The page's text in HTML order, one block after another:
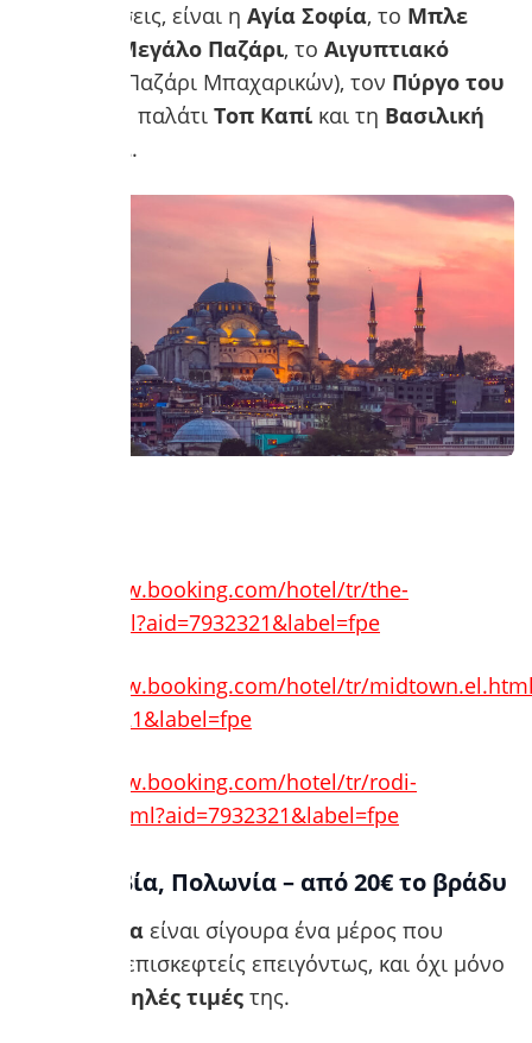
παραμελήσεις, είναι η Αγία Σοφία, το Μπλε
Μεγάλο Παζάρι, το Αιγυπτιακό
(ή Παζάρι Μπαχαρικών), τον Πύργο του
, το παλάτι Τοπ Καπί και τη Βασιλική
Κινστέρνα.
https://www.booking.com/hotel/tr/the-
wolf.el.html?aid=7932321&label=fpe
https://www.booking.com/hotel/tr/
aid=7932321&label=fpe
https://www.booking.com/hotel/tr/rodi-
hostel.el.html?aid=7932321&label=fpe
5. Κρακοβία, Πολωνία – από 20€ το βράδυ
Κρακοβία είναι σίγουρα ένα μέρος που
πρέπει να επισκεφτείς επειγόντως, και όχι μόνο
χαμηλές τιμές της.